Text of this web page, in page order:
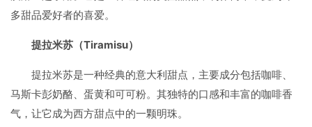
多甜品爱好者的喜爱。
提拉米苏（Tiramisu）
提拉米苏是一种经典的意大利甜点，主要成分包括咖啡、
马斯卡彭奶酪、蛋黄和可可粉。其独特的口感和丰富的咖啡香
气，让它成为西方甜点中的一颗明珠。